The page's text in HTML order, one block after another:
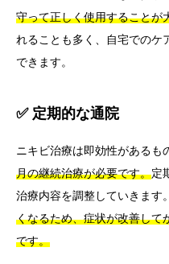
守って正しく使用することが
れることも多く、自宅でのケ
できます。
✅ 定期的な通院
ニキビ治療は即効性があるも
月の継続治療が必要です。定
治療内容を調整していきます。
くなるため、症状が改善して
です。